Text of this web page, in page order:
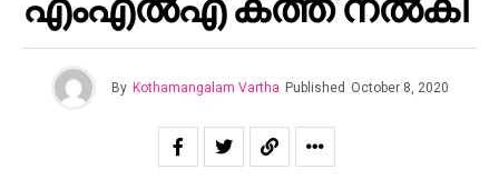
By Kothamangalam Vartha Published October 8, 2020